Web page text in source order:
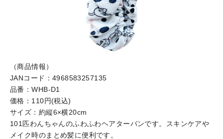
（商品情報）
JANコード：4968583257135
品番：WHB-D1
価格：110円(税込)
サイズ：約縦6×横20cm
101匹わんちゃんのふわふわヘアターバンです。スキンケアや
メイク時のまとめ髪に便利です。